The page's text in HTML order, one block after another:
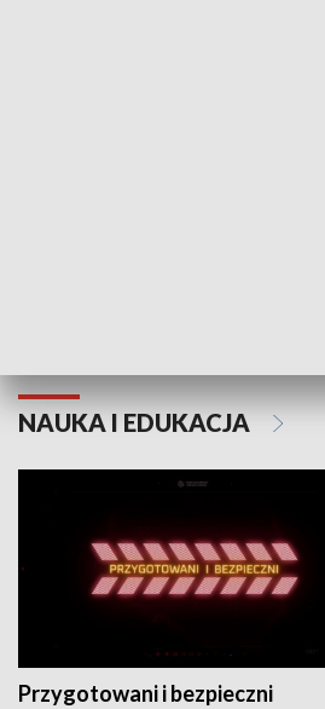
NAUKA I EDUKACJA
Przygotowani i bezpieczni